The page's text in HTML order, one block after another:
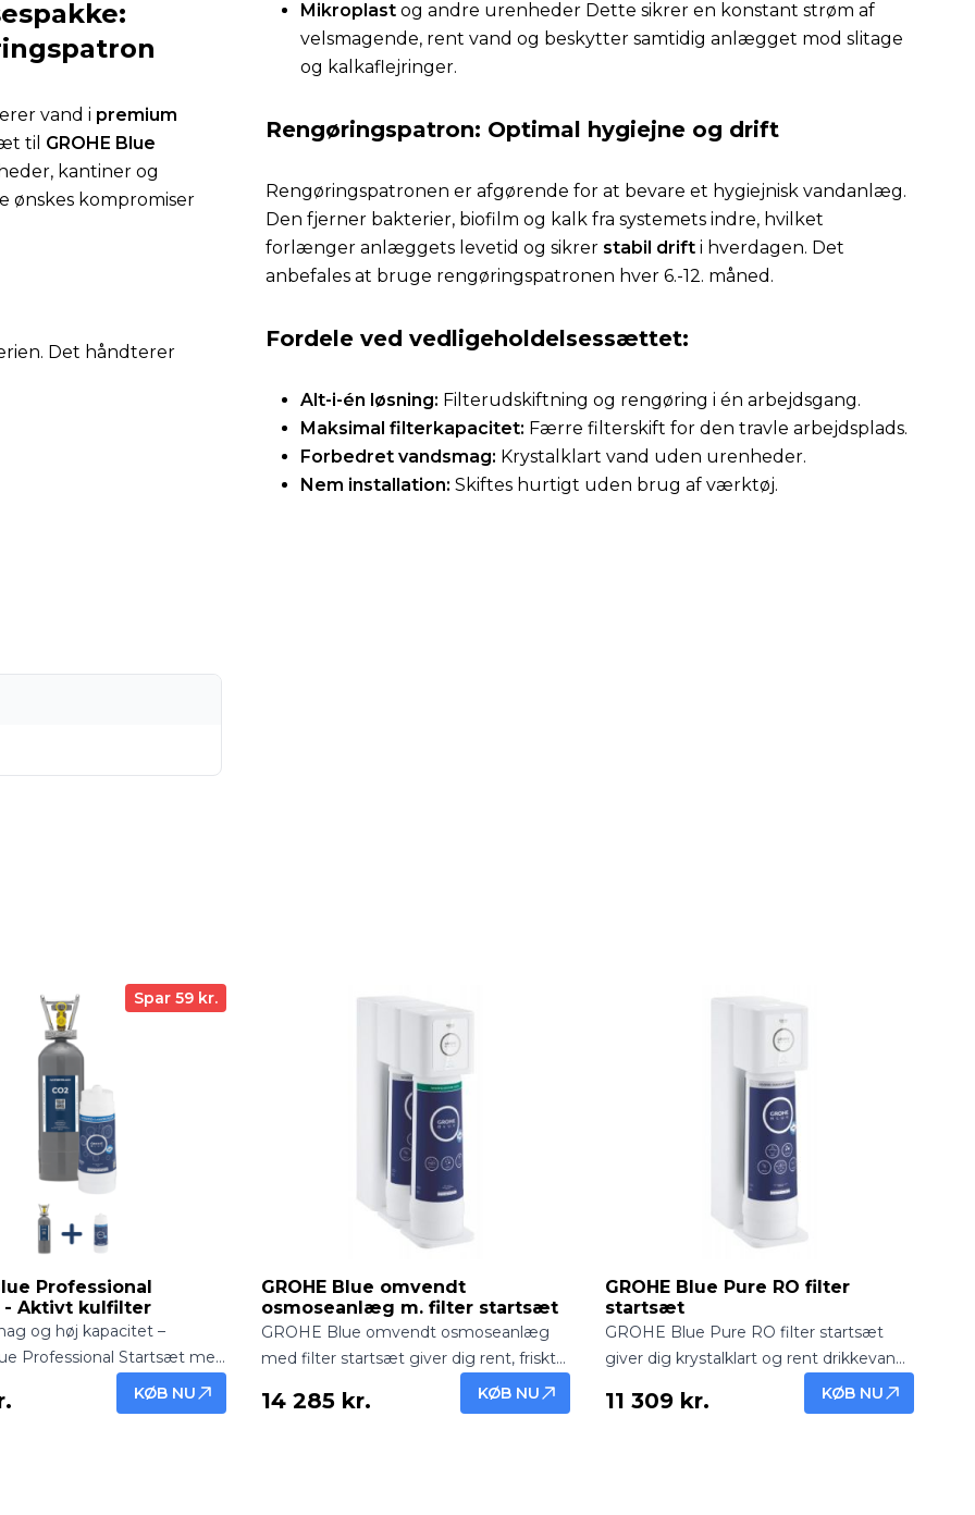
vand i premium
til GROHE Blue
kantiner og
ønskes kompromiser
Det håndterer
Mikroplast og andre urenheder Dette sikrer en konstant strøm af
velsmagende, rent vand og beskytter samtidig anlægget mod slitage
og kalkaflejringer.
Rengøringspatron: Optimal hygiejne og drift
Rengøringspatronen er afgørende for at bevare et hygiejnisk vandanlæg.
Den fjerner bakterier, biofilm og kalk fra systemets indre, hvilket
forlænger anlæggets levetid og sikrer stabil drift i hverdagen. Det
anbefales at bruge rengøringspatronen hver 6.-12. måned.
Fordele ved vedligeholdelsessættet:
Alt-i-én løsning: Filterudskiftning og rengøring i én arbejdsgang.
Maksimal filterkapacitet: Færre filterskift for den travle arbejdsplads.
Forbedret vandsmag: Krystalklart vand uden urenheder.
Nem installation: Skiftes hurtigt uden brug af værktøj.
Spar 59 kr.
Professional
Aktivt kulfilter
og høj kapacitet –
Professional Startsæt med
omfattende startsæt er
professionelle miljøer med
KØB NU
GROHE Blue omvendt
osmoseanlæg m. filter startsæt
GROHE Blue omvendt osmoseanlæg
med filter startsæt giver dig rent, friskt
og kalkfrit vand direkte fra vandhanen.
Komplet system med avanceret
14 285 kr. KØB NU
GROHE Blue Pure RO filter
startsæt
GROHE Blue Pure RO filter startsæt
giver dig krystalklart og rent drikkevand
direkte fra vandhanen. Komplet
omvendt osmose-system med filter –
11 309 kr. KØB NU